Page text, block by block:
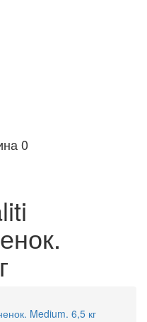
0
Medium. 6,5 кг